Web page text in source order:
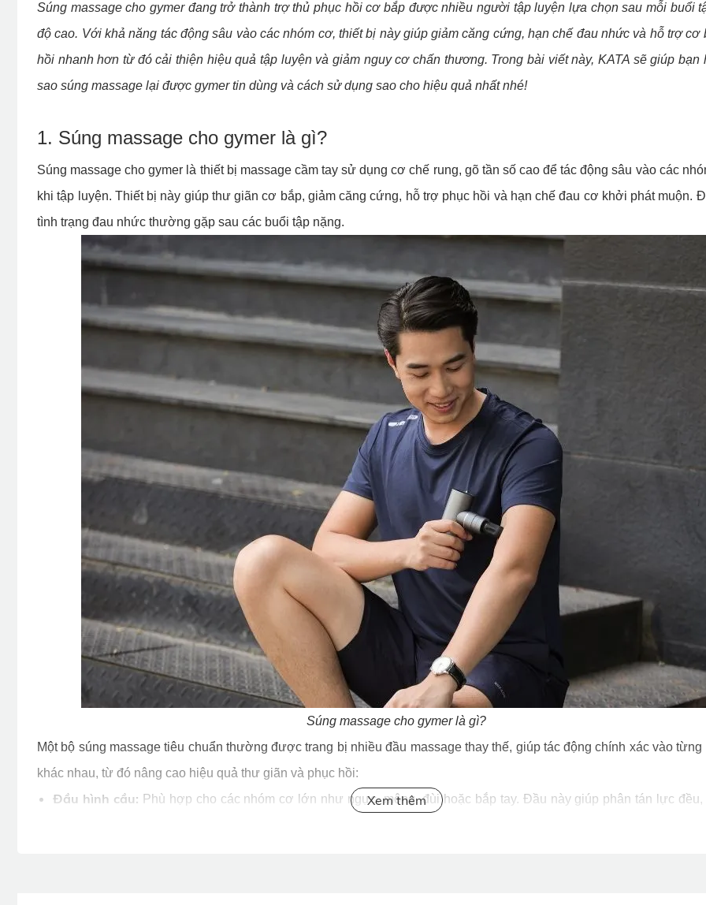
Súng massage cho gymer đang trở thành trợ thủ phục hồi cơ bắp được nhiều người tập luyện lựa chọn sau mỗi buổi
độ cao. Với khả năng tác động sâu vào các nhóm cơ, thiết bị này giúp giảm căng cứng, hạn chế đau nhức và hỗ trợ cơ
hồi nhanh hơn từ đó cải thiện hiệu quả tập luyện và giảm nguy cơ chấn thương. Trong bài viết này, KATA sẽ giúp bạn
sao súng massage lại được gymer tin dùng và cách sử dụng sao cho hiệu quả nhất nhé!
1. Súng massage cho gymer là gì?
Súng massage cho gymer là thiết bị massage cầm tay sử dụng cơ chế rung, gõ tần số cao để tác động sâu vào các
khi tập luyện. Thiết bị này giúp thư giãn cơ bắp, giảm căng cứng, hỗ trợ phục hồi và hạn chế đau cơ khởi phát muộn.
tình trạng đau nhức thường gặp sau các buổi tập nặng.
Súng massage cho gymer là gì?
Một bộ súng massage tiêu chuẩn thường được trang bị nhiều đầu massage thay thế, giúp tác động chính xác vào từng
khác nhau, từ đó nâng cao hiệu quả thư giãn và phục hồi:
Đầu hình cầu: Phù hợp cho các nhóm cơ lớn như ngực, mông, đùi hoặc bắp tay. Đầu này giúp phân tán lực đều,